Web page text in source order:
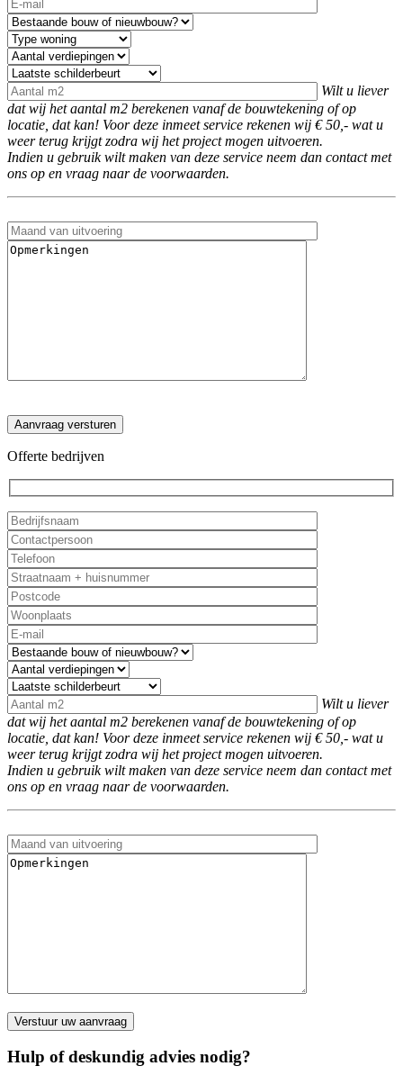
Wilt u liever
dat wij het aantal m2 berekenen vanaf de bouwtekening of op
locatie, dat kan! Voor deze inmeet service rekenen wij € 50,- wat u
weer terug krijgt zodra wij het project mogen uitvoeren.
Indien u gebruik wilt maken van deze service neem dan contact met
ons op en vraag naar de voorwaarden.
Offerte bedrijven
Wilt u liever
dat wij het aantal m2 berekenen vanaf de bouwtekening of op
locatie, dat kan! Voor deze inmeet service rekenen wij € 50,- wat u
weer terug krijgt zodra wij het project mogen uitvoeren.
Indien u gebruik wilt maken van deze service neem dan contact met
ons op en vraag naar de voorwaarden.
Hulp of deskundig advies nodig?